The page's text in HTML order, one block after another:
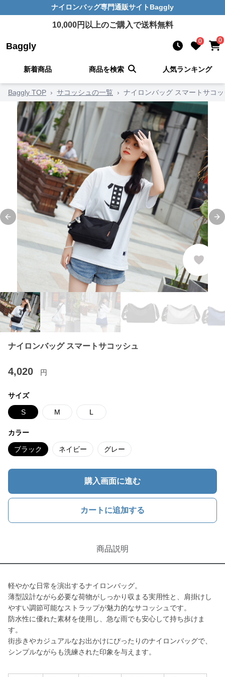
ナイロンバッグ専門通販サイト Baggly
10,000円以上のご購入で送料無料
Baggly 0 0
新着商品 商品を検索 人気ランキング
Baggly TOP › サコッシュの一覧 › ナイロンバッグ スマートサコ
Previous slide
ナイロンバッグ スマートサコッシュ
4,020 円
サイズ
S M L
カラー
ブラック ネイビー グレー
購入画面に進む
カートに追加する
商品説明
軽やかな日常を演出するナイロンバッグ。
薄型設計ながら必要な荷物がしっかり収まる実用性と、肩掛けし
やすい調節可能なストラップが魅力的なサコッシュです。
防水性に優れた素材を使用し、急な雨でも安心して持ち歩けま
す。
街歩きやカジュアルなお出かけにぴったりのナイロンバッグで、
シンプルながらも洗練された印象を与えます。